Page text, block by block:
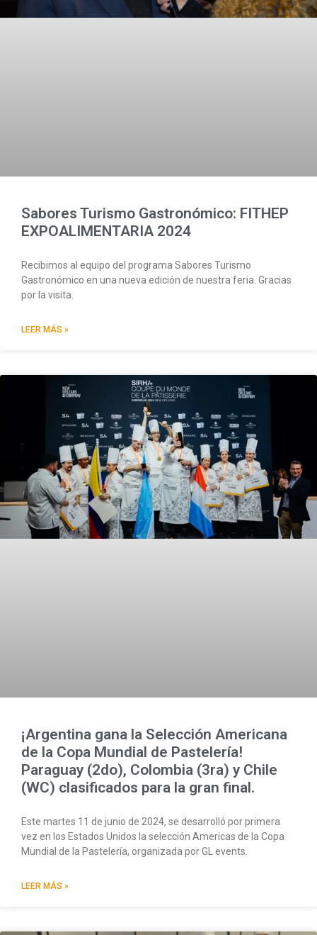
Sabores Turismo Gastronómico: FITHEP
EXPOALIMENTARIA 2024
Recibimos al equipo del programa Sabores Turismo
Gastronómico en una nueva edición de nuestra feria. Gracias
por la visita.
LEER MÁS »
¡Argentina gana la Selección Americana
de la Copa Mundial de Pastelería!
Paraguay (2do), Colombia (3ra) y Chile
(WC) clasificados para la gran final.
Este martes 11 de junio de 2024, se desarrolló por primera
vez en los Estados Unidos la selección Americas de la Copa
Mundial de la Pastelería, organizada por GL events.
LEER MÁS »